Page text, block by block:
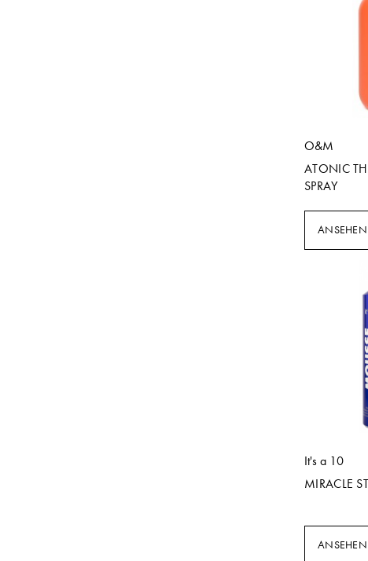
O&M
ATONIC
SPRAY
ANSEHEN
It's a 10
MIRACLE
ANSEHEN